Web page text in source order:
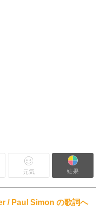
元気 結果
/ Paul Simon の歌詞へ